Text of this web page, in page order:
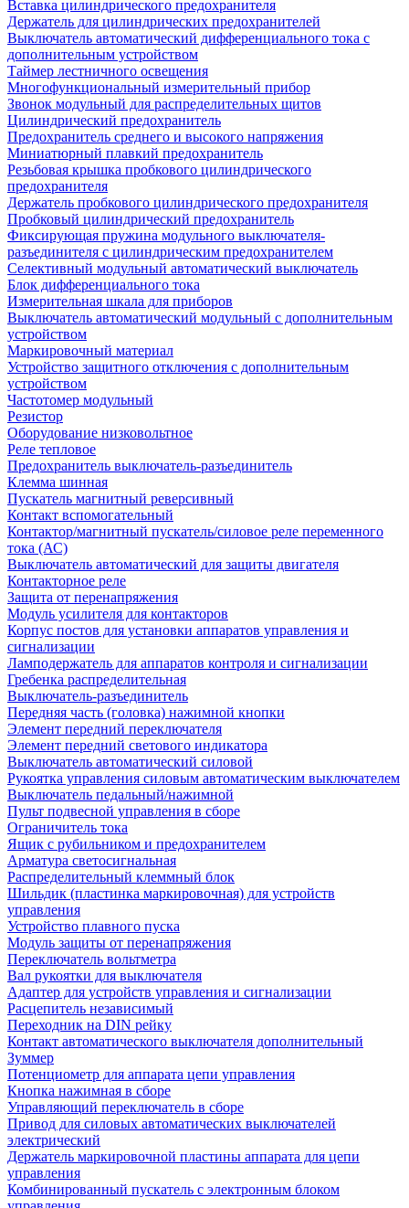
Вставка цилиндрического предохранителя
Держатель для цилиндрических предохранителей
Выключатель автоматический дифференциального тока с
дополнительным устройством
Таймер лестничного освещения
Многофункциональный измерительный прибор
Звонок модульный для распределительных щитов
Цилиндрический предохранитель
Предохранитель среднего и высокого напряжения
Миниатюрный плавкий предохранитель
Резьбовая крышка пробкового цилиндрического
предохранителя
Держатель пробкового цилиндрического предохранителя
Пробковый цилиндрический предохранитель
Фиксирующая пружина модульного выключателя-
разъединителя с цилиндрическим предохранителем
Селективный модульный автоматический выключатель
Блок дифференциального тока
Измерительная шкала для приборов
Выключатель автоматический модульный с дополнительным
устройством
Маркировочный материал
Устройство защитного отключения с дополнительным
устройством
Частотомер модульный
Резистор
Оборудование низковольтное
Реле тепловое
Предохранитель выключатель-разъединитель
Клемма шинная
Пускатель магнитный реверсивный
Контакт вспомогательный
Контактор/магнитный пускатель/силовое реле переменного
тока (АС)
Выключатель автоматический для защиты двигателя
Контакторное реле
Защита от перенапряжения
Модуль усилителя для контакторов
Корпус постов для установки аппаратов управления и
сигнализации
Ламподержатель для аппаратов контроля и сигнализации
Гребенка распределительная
Выключатель-разъединитель
Передняя часть (головка) нажимной кнопки
Элемент передний переключателя
Элемент передний светового индикатора
Выключатель автоматический силовой
Рукоятка управления силовым автоматическим выключателем
Выключатель педальный/нажимной
Пульт подвесной управления в сборе
Ограничитель тока
Ящик с рубильником и предохранителем
Арматура светосигнальная
Распределительный клеммный блок
Шильдик (пластинка маркировочная) для устройств
управления
Устройство плавного пуска
Модуль защиты от перенапряжения
Переключатель вольтметра
Вал рукоятки для выключателя
Адаптер для устройств управления и сигнализации
Расцепитель независимый
Переходник на DIN рейку
Контакт автоматического выключателя дополнительный
Зуммер
Потенциометр для аппарата цепи управления
Кнопка нажимная в сборе
Управляющий переключатель в сборе
Привод для силовых автоматических выключателей
электрический
Держатель маркировочной пластины аппарата для цепи
управления
Комбинированный пускатель с электронным блоком